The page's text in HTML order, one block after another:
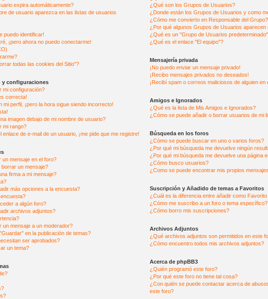
expira automáticamente?
de usuario aparezca en las listas de usuarios
puedo identificar!
¡pero ahora no puedo conectarme!
todas las cookies del Sitio"?
y configuraciones
mi configuración?
correcta!
mi perfil, ¡pero la hora sigue siendo incorrecto!
imagen debajo de mi nombre de usuario?
mi rango?
de e-mail de un usuario, ¡me pide que me registre!
un mensaje en el foro?
un mensaje?
firma a mi mensaje?
más opciones a la encuesta?
a algún foro?
archivos adjuntos?
un mensaje a un moderador?
en la publicación de temas?
ser aprobados?
un tema?
¿Qué son los Grupos de Usuarios?
¿Donde están los Grupos de Usuarios y como
¿Cómo me convierto en Responsable del Grupo?
¿Por qué algunos Grupos de Usuarios aparecen
¿Qué es un "Grupo de Usuarios
¿Qué es el enlace "El equipo"?
Mensajería privada
¡No puedo enviar un mensaje privado!
¡Recibo mensajes privados no deseados!
¡Recibí spam o correos maliciosos de alguien en
Amigos e Ignorados
¿Qué es la lista de Mis Amigos e Ignorados?
¿Cómo se puede añadir o borrar usuarios de mi
Búsqueda en los foros
¿Cómo se puede buscar en uno o varios foros?
¿Por qué mi búsqueda me devuelve ningún
¿Por qué mi búsqueda me devuelve una página
¿Cómo busco usuarios?
¿Como se puede encontrar mis propios
Suscripción y Añadido de temas a Favoritos
¿Cuál es la diferencia entre añadir como
¿Cómo me suscribo a un foro o tema específico?
¿Cómo borro mis suscripciones?
Archivos Adjuntos
¿Qué archivos adjuntos son permitidos en este
¿Cómo encuentro todos mis archivos adjuntos?
Acerca de phpBB3
¿Quién programó este foro?
¿Por qué este foro no tiene tal cosa?
¿Con quién se puede contactar acerca de
este foro?